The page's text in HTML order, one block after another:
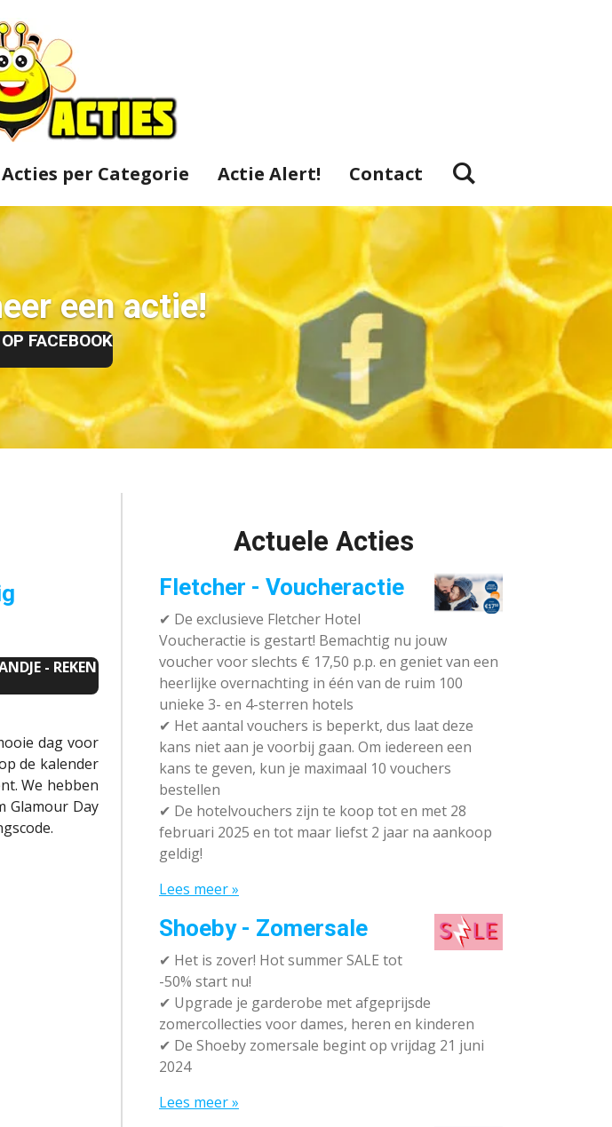
Acties per Categorie Actie Alert! Contact
een actie!
FACEBOOK
- REKEN
dag voor
de kalender
We hebben
Glamour Day
Actuele Acties
Fletcher - Voucheractie
✔ De exclusieve Fletcher Hotel
Voucheractie is gestart! Bemachtig nu jouw
voucher voor slechts € 17,50 p.p. en geniet van een
heerlijke overnachting in één van de ruim 100
unieke 3- en 4-sterren hotels
✔ Het aantal vouchers is beperkt, dus laat deze
kans niet aan je voorbij gaan. Om iedereen een
kans te geven, kun je maximaal 10 vouchers
bestellen
✔ De hotelvouchers zijn te koop tot en met 28
februari 2025 en tot maar liefst 2 jaar na aankoop
geldig!
Lees meer »
Shoeby - Zomersale
✔ Het is zover! Hot summer SALE tot
-50% start nu!
✔ Upgrade je garderobe met afgeprijsde
zomercollecties voor dames, heren en kinderen
✔ De Shoeby zomersale begint op vrijdag 21 juni
2024
Lees meer »